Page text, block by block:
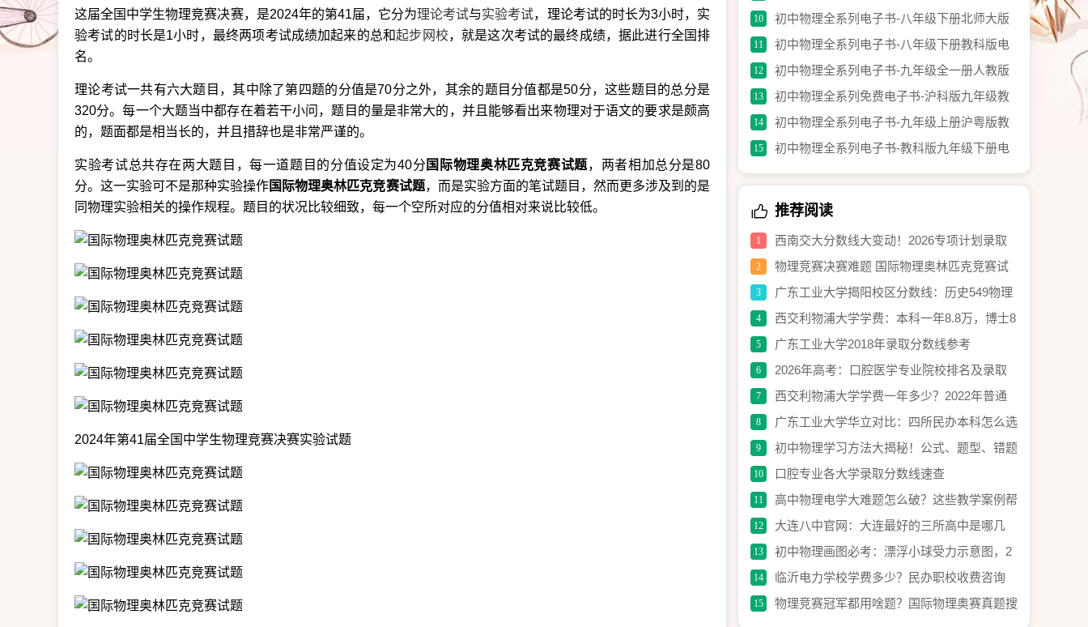
这届全国中学生物理竞赛决赛，是2024年的第41届，它分为理论考试与实验考试，理论考试的时长为3小时，实
验考试的时长是1小时，最终两项考试成绩加起来的总和起步网校，就是这次考试的最终成绩，据此进行全国排
名。
理论考试一共有六大题目，其中除了第四题的分值是70分之外，其余的题目分值都是50分，这些题目的总分是
320分。每一个大题当中都存在着若干小问，题目的量是非常大的，并且能够看出来物理对于语文的要求是颇高
的，题面都是相当长的，并且措辞也是非常严谨的。
实验考试总共存在两大题目，每一道题目的分值设定为40分 国际物理奥林匹克竞赛试题，两者相加总分是80
分。这一实验可不是那种实验操作国际物理奥林匹克竞赛试题，而是实验方面的笔试题目，然而更多涉及到的是
同物理实验相关的操作规程。题目的状况比较细致，每一个空所对应的分值相对来说比较低。
2024年第41届全国中学生物理竞赛决赛实验试题
材（修订版）.pdf
10
初中物理全系列电子书-八年级下册北师大版
电子课本.pdf
11
初中物理全系列电子书-八年级下册教科版电
子教材.pdf
12
初中物理全系列电子书-九年级全一册人教版
教材（修订版）.pdf
13
初中物理全系列免费电子书-沪科版九年级教
材电子书.pdf
14
初中物理全系列电子书-九年级上册沪粤版教
材.pdf
15
初中物理全系列电子书-教科版九年级下册电
子书.pdf
推荐阅读
1
西南交大分数线大变动！2026专项计划录取
更容易了吗
2
物理竞赛决赛难题 国际物理奥林匹克竞赛试
题备选
3
广东工业大学揭阳校区分数线：历史549物理
573，2026参考
4
西交利物浦大学学费：本科一年8.8万，博士8
万
5 广东工业大学2018年录取分数线参考
6
2026年高考：口腔医学专业院校排名及录取
分数线趋势分析
7
西交利物浦大学学费一年多少？2022年普通
专业8.8万
8 广东工业大学华立对比：四所民办本科怎么选
9
初中物理学习方法大揭秘！公式、题型、错题
本一个不少
10 口腔专业各大学录取分数线速查
11
高中物理电学大难题怎么破？这些教学案例帮
你搞定
12
大连八中官网：大连最好的三所高中是哪几
所？
13
初中物理画图必考：漂浮小球受力示意图，2
分钟搞定
14 临沂电力学校学费多少？民办职校收费咨询
15
物理竞赛冠军都用啥题？国际物理奥赛真题搜